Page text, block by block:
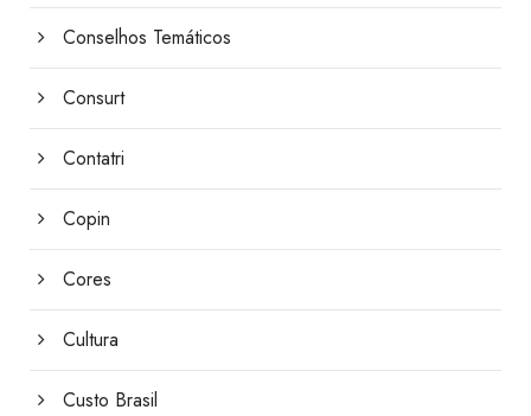
Conselhos Temáticos
Consurt
Contatri
Copin
Cores
Cultura
Custo Brasil